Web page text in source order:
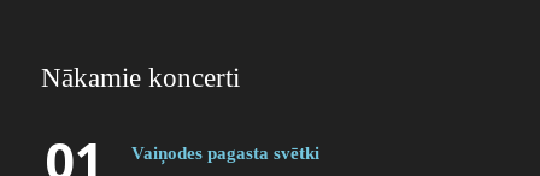
Nākamie koncerti
01 Vaiņodes pagasta svētki